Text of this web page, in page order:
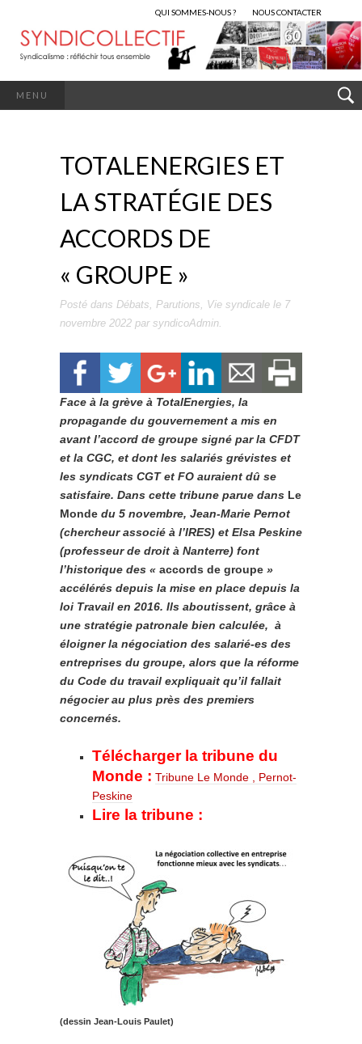
QUI SOMMES-NOUS ? NOUS CONTACTER
MENU
TOTALENERGIES ET
LA STRATÉGIE DES
ACCORDS DE
« GROUPE »
Posté dans Débats, Parutions, Vie syndicale le 7
novembre 2022 par syndicoAdmin.
Face à la grève à TotalEnergies, la
propagande du gouvernement a mis en
avant l’accord de groupe signé par la CFDT
et la CGC, et dont les salariés grévistes et
les syndicats CGT et FO auraient dû se
satisfaire. Dans cette tribune parue dans Le
Monde du 5 novembre, Jean-Marie Pernot
(chercheur associé à l’IRES) et Elsa Peskine
(professeur de droit à Nanterre) font
l’historique des « accords de groupe »
accélérés depuis la mise en place depuis la
loi Travail en 2016. Ils aboutissent, grâce à
une stratégie patronale bien calculée, à
éloigner la négociation des salarié-es des
entreprises du groupe, alors que la réforme
du Code du travail expliquait qu’il fallait
négocier au plus près des premiers
concernés.
Télécharger la tribune du
Monde : Tribune Le Monde , Pernot-
Peskine
Lire la tribune :
(dessin Jean-Louis Paulet)